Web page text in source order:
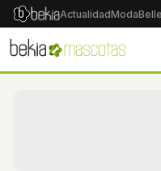
ActualidadModa